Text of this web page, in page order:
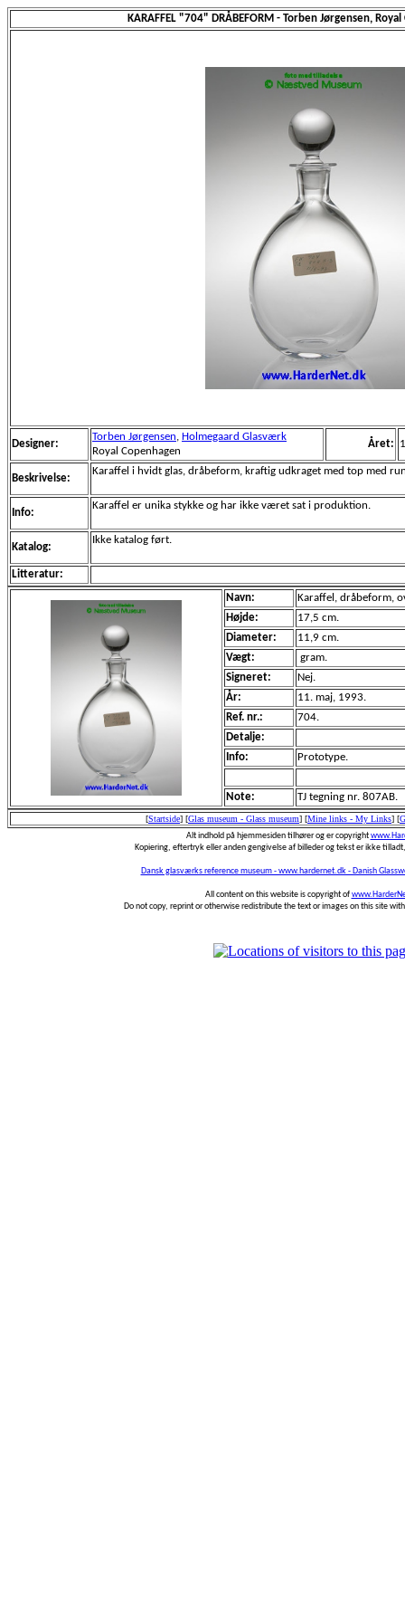
KARAFFEL "704" DRÅBEFORM - Torben Jørgensen,
Designer:
Torben Jørgensen, Holmegaard Glasværk
Royal Copenhagen
Året:
Beskrivelse:
Karaffel i hvidt glas, dråbeform, kraftig udkraget med top med
Info:
Karaffel er unika stykke og har ikke været sat i produktion.
Katalog:
Ikke katalog ført.
Litteratur:
Navn:
Karaffel, dråbeform,
Højde:
17,5 cm.
Diameter:
11,9 cm.
Vægt:
gram.
Signeret:
Nej.
År:
11. maj, 1993.
Ref. nr.:
704.
Detalje:
Info:
Prototype.
Note: TJ tegning nr. 807AB.
[Startside] [Glas museum - Glass museum] [Mine links - My Links] [
Alt indhold på hjemmesiden tilhører og er copyright
Kopiering, eftertryk eller anden gengivelse af billeder og tekst er ikke
Dansk glasværks reference museum - www.hardernet.dk - Danish
All content on this website is copyright of
Do not copy, reprint or otherwise redistribute the text or images on this site